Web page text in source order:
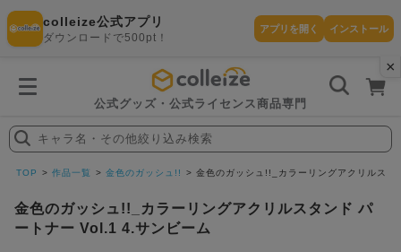
×
colleize公式アプリ
ダウンロードで500pt！
アプリを開く インストール
公式グッズ・公式ライセンス商品専門
探
す
キャラ名・その他絞り込み検索
TOP 作品一覧 金色のガッシュ!! 金色のガッシュ!!_カラーリングアクリルス
金色のガッシュ!!_カラーリングアクリルスタンド パ
ートナー Vol.1 4.サンビーム